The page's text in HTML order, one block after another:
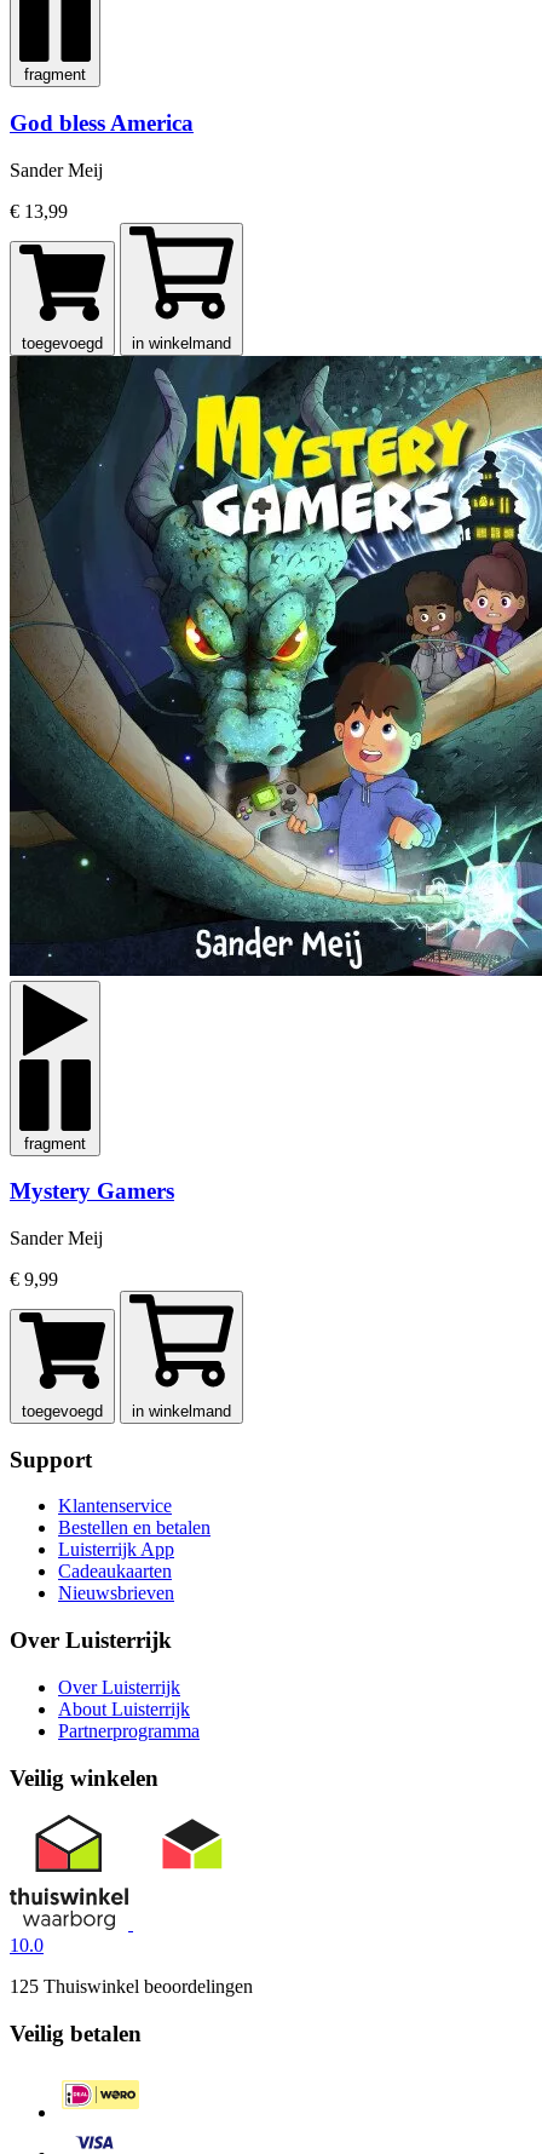
fragment
God bless America
Sander Meij
€ 13,99
toegevoegd in winkelmand
fragment
Mystery Gamers
Sander Meij
€ 9,99
toegevoegd in winkelmand
Support
Klantenservice
Bestellen en betalen
Luisterrijk App
Cadeaukaarten
Nieuwsbrieven
Over Luisterrijk
Over Luisterrijk
About Luisterrijk
Partnerprogramma
Veilig winkelen
10.0
125 Thuiswinkel beoordelingen
Veilig betalen